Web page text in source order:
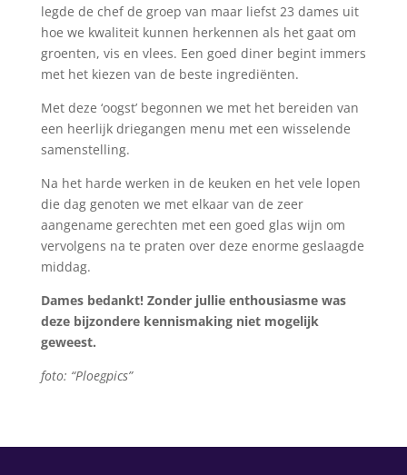
legde de chef de groep van maar liefst 23 dames uit
hoe we kwaliteit kunnen herkennen als het gaat om
groenten, vis en vlees. Een goed diner begint immers
met het kiezen van de beste ingrediënten.
Met deze ‘oogst’ begonnen we met het bereiden van
een heerlijk driegangen menu met een wisselende
samenstelling.
Na het harde werken in de keuken en het vele lopen
die dag genoten we met elkaar van de zeer
aangename gerechten met een goed glas wijn om
vervolgens na te praten over deze enorme geslaagde
middag.
Dames bedankt! Zonder jullie enthousiasme was
deze bijzondere kennismaking niet mogelijk
geweest.
foto: “Ploegpics”